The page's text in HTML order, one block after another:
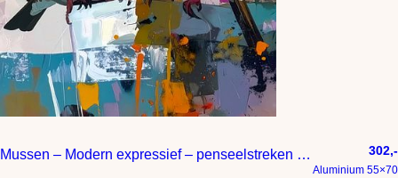
Mussen – Modern expressief – penseelstreken en abstracte kleurige vlakken 302,-
Aluminium 55×70